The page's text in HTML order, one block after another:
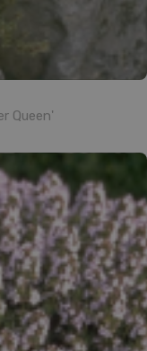
Queen'